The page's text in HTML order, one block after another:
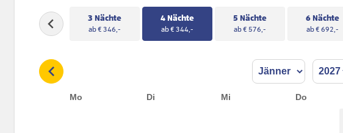
3 Nächte
ab € 346,-
4 Nächte
ab € 344,-
5 Nächte
ab € 576,-
6 Nächte
ab € 692,-
Mo Di Mi Do